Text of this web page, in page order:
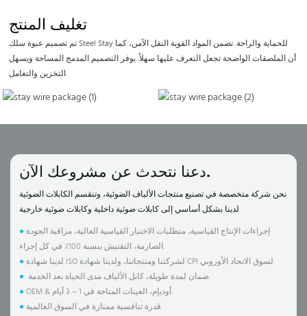
تغليف المنتج
تم تصميم عبوة سلك Steel Stay للحماية والراحة. تضمن المواد القوية النقل الآمن، كما
أن الملصقات الواضحة تجعل التعرف عليها سهلاً. يوفر التصميم المدمج المساحة ويسهل
التخزين والتعامل.
دعنا نتحدث عن مشروعك الآن.
نحن شركة متخصصة في تصنيع منتجات الألياف الضوئية، وتنقسم الكابلات الضوئية
● إجراءات الإنتاج القياسية، متطلبات الاختبار القياسية العالية، مراقبة الجودة
الصارمة، التفتيش بنسبة 100٪ في كل إجراء.
●
لدينا شهادة ISO لشركتنا ومنتجاتنا، ولدينا شهادة CPI لسوق الاتحاد الأوروبي.
●
ضمان لمدة طويلة، كابل الألياف مدى الحياة بعد الخدمة.
●
OEM & أوديإم، العينات المتاحة في 1 ~ 3 أيام.
●
قدرة تنافسية ممتازة في السوق العالمية.